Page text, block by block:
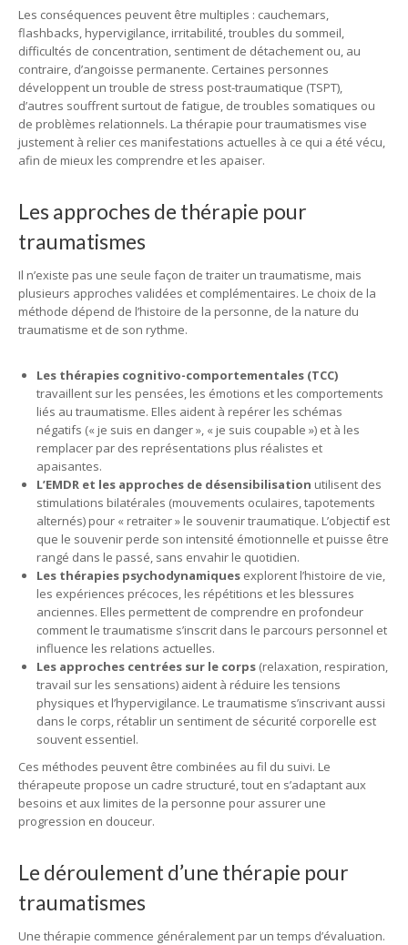
Les conséquences peuvent être multiples : cauchemars,
flashbacks, hypervigilance, irritabilité, troubles du sommeil,
difficultés de concentration, sentiment de détachement ou, au
contraire, d’angoisse permanente. Certaines personnes
développent un trouble de stress post-traumatique (TSPT),
d’autres souffrent surtout de fatigue, de troubles somatiques ou
de problèmes relationnels. La thérapie pour traumatismes vise
justement à relier ces manifestations actuelles à ce qui a été vécu,
afin de mieux les comprendre et les apaiser.
Les approches de thérapie pour
traumatismes
Il n’existe pas une seule façon de traiter un traumatisme, mais
plusieurs approches validées et complémentaires. Le choix de la
méthode dépend de l’histoire de la personne, de la nature du
traumatisme et de son rythme.
Les thérapies cognitivo-comportementales (TCC)
travaillent sur les pensées, les émotions et les comportements
liés au traumatisme. Elles aident à repérer les schémas
négatifs (« je suis en danger », « je suis coupable ») et à les
remplacer par des représentations plus réalistes et
apaisantes.
L’EMDR et les approches de désensibilisation utilisent des
stimulations bilatérales (mouvements oculaires, tapotements
alternés) pour « retraiter » le souvenir traumatique. L’objectif est
que le souvenir perde son intensité émotionnelle et puisse être
rangé dans le passé, sans envahir le quotidien.
Les thérapies psychodynamiques explorent l’histoire de vie,
les expériences précoces, les répétitions et les blessures
anciennes. Elles permettent de comprendre en profondeur
comment le traumatisme s’inscrit dans le parcours personnel et
influence les relations actuelles.
Les approches centrées sur le corps (relaxation, respiration,
travail sur les sensations) aident à réduire les tensions
physiques et l’hypervigilance. Le traumatisme s’inscrivant aussi
dans le corps, rétablir un sentiment de sécurité corporelle est
souvent essentiel.
Ces méthodes peuvent être combinées au fil du suivi. Le
thérapeute propose un cadre structuré, tout en s’adaptant aux
besoins et aux limites de la personne pour assurer une
progression en douceur.
Le déroulement d’une thérapie pour
traumatismes
Une thérapie commence généralement par un temps d’évaluation.